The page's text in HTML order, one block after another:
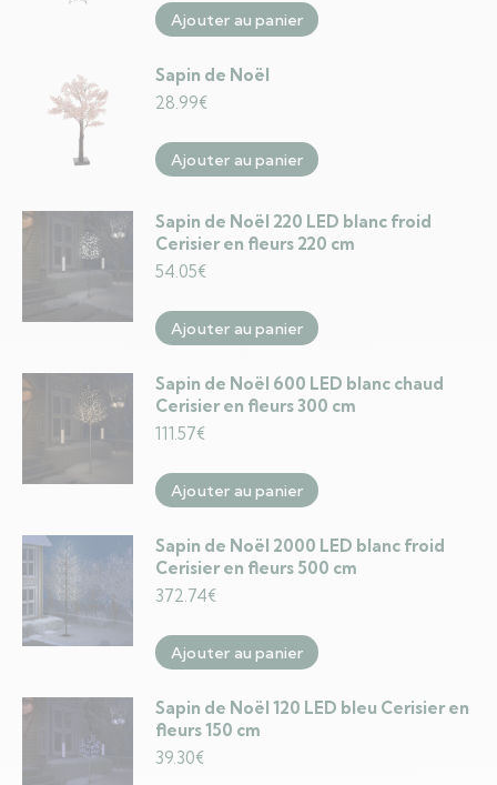
Ajouter au panier
Sapin de Noël
28.99€
Ajouter au panier
Sapin de Noël 220 LED blanc froid
Cerisier en fleurs 220 cm
54.05€
Ajouter au panier
Sapin de Noël 600 LED blanc chaud
Cerisier en fleurs 300 cm
111.57€
Ajouter au panier
Sapin de Noël 2000 LED blanc froid
Cerisier en fleurs 500 cm
372.74€
Ajouter au panier
Sapin de Noël 120 LED bleu Cerisier en
fleurs 150 cm
39.30€